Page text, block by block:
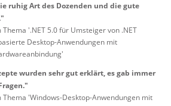
ruhig Art des Dozenden und die gute
'.NET 5.0 für Umsteiger von .NET
Desktop-Anwendungen mit
wurden sehr gut erklärt, es gab immer
Thema 'Windows-Desktop-Anwendungen mit